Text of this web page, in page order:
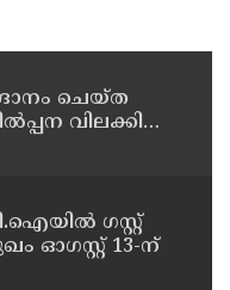
ചെയ്ത
വിലക്കിയ
ഗസ്റ്റ്
ഓഗസ്റ്റ് 13-ന്